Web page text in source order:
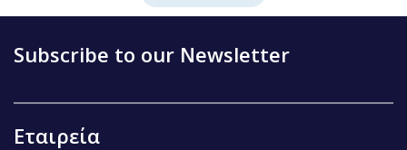
Subscribe to our Newsletter
Εταιρεία